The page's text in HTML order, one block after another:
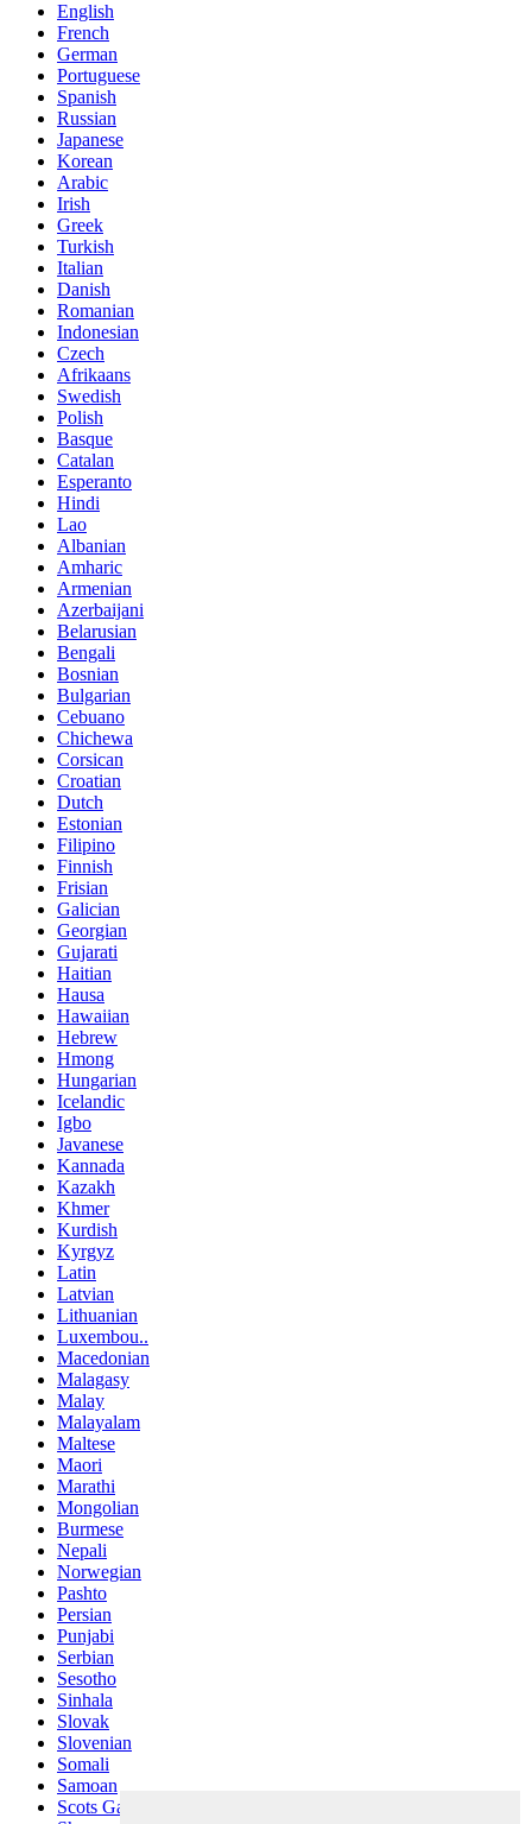
English
French
German
Portuguese
Spanish
Russian
Japanese
Korean
Arabic
Irish
Greek
Turkish
Italian
Danish
Romanian
Indonesian
Czech
Afrikaans
Swedish
Polish
Basque
Catalan
Esperanto
Hindi
Lao
Albanian
Amharic
Armenian
Azerbaijani
Belarusian
Bengali
Bosnian
Bulgarian
Cebuano
Chichewa
Corsican
Croatian
Dutch
Estonian
Filipino
Finnish
Frisian
Galician
Georgian
Gujarati
Haitian
Hausa
Hawaiian
Hebrew
Hmong
Hungarian
Icelandic
Igbo
Javanese
Kannada
Kazakh
Khmer
Kurdish
Kyrgyz
Latin
Latvian
Lithuanian
Luxembou..
Macedonian
Malagasy
Malay
Malayalam
Maltese
Maori
Marathi
Mongolian
Burmese
Nepali
Norwegian
Pashto
Persian
Punjabi
Serbian
Sesotho
Sinhala
Slovak
Slovenian
Somali
Samoan
Scots Gaelic